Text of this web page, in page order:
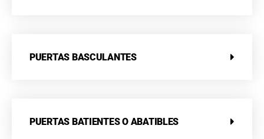
PUERTAS BASCULANTES
PUERTAS BATIENTES O ABATIBLES